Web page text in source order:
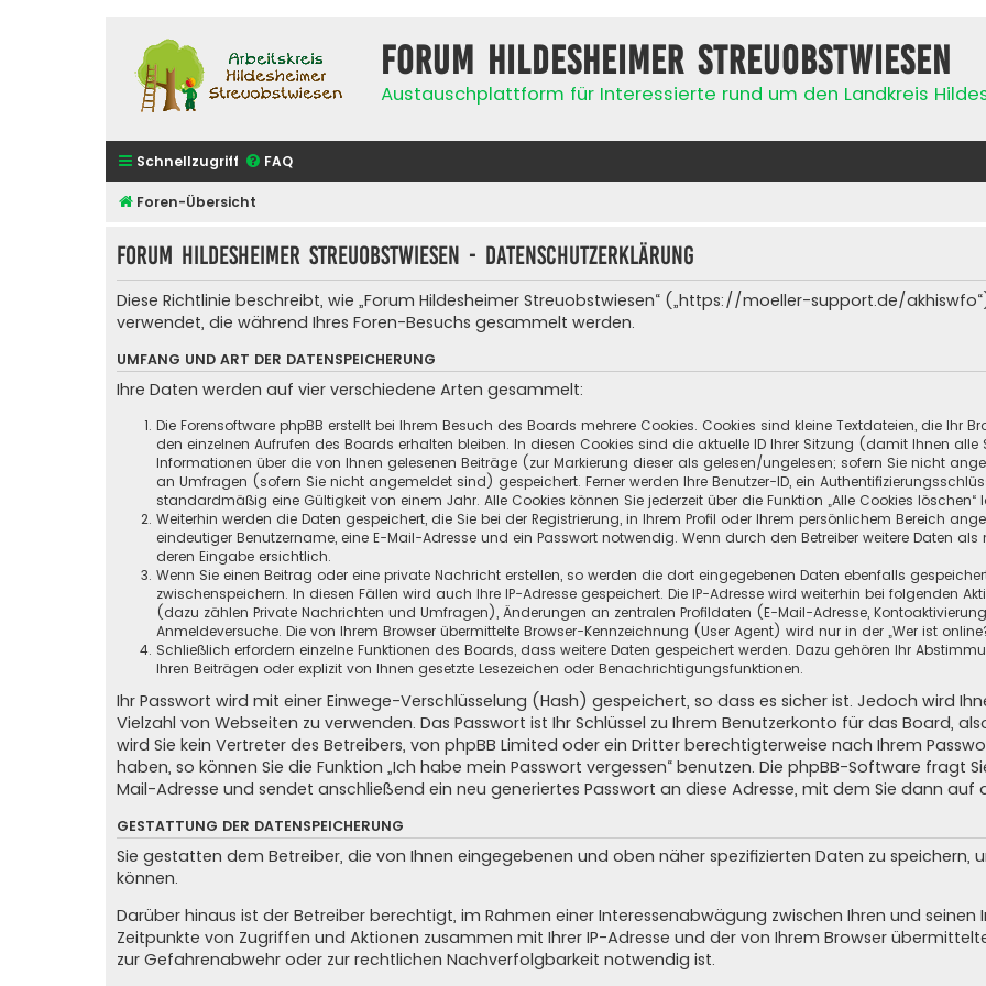
Forum Hildesheimer Streuobstwiesen
Austauschplattform für Interessierte rund um den Landkreis
Schnellzugriff FAQ
Foren-Übersicht
Forum Hildesheimer Streuobstwiesen - Datenschutzerklärung
Diese Richtlinie beschreibt, wie „Forum Hildesheimer Streuobstwiesen“ („https://moeller-support.de/
verwendet, die während Ihres Foren-Besuchs gesammelt werden.
UMFANG UND ART DER DATENSPEICHERUNG
Ihre Daten werden auf vier verschiedene Arten gesammelt:
Die Forensoftware phpBB erstellt bei Ihrem Besuch des Boards mehrere Cookies. Cookies sind kleine Textdateien, die Ihr
den einzelnen Aufrufen des Boards erhalten bleiben. In diesen Cookies sind die aktuelle ID Ihrer Sitzung (damit Ihnen
Informationen über die von Ihnen gelesenen Beiträge (zur Markierung dieser als gelesen/ungelesen; sofern Sie nicht
an Umfragen (sofern Sie nicht angemeldet sind) gespeichert. Ferner werden Ihre Benutzer-ID, ein
standardmäßig eine Gültigkeit von einem Jahr. Alle Cookies können Sie jederzeit über die Funktion „Alle Cookies löschen“
Weiterhin werden die Daten gespeichert, die Sie bei der Registrierung, in Ihrem Profil oder Ihrem persönlichem Bereich
eindeutiger Benutzername, eine E-Mail-Adresse und ein Passwort notwendig. Wenn durch den Betreiber weitere Daten
deren Eingabe ersichtlich.
Wenn Sie einen Beitrag oder eine private Nachricht erstellen, so werden die dort eingegebenen Daten ebenfalls
zwischenspeichern. In diesen Fällen wird auch Ihre IP-Adresse gespeichert. Die IP-Adresse wird weiterhin bei folgenden
(dazu zählen Private Nachrichten und Umfragen), Änderungen an zentralen Profildaten (E-Mail-Adresse,
Anmeldeversuche. Die von Ihrem Browser übermittelte Browser-Kennzeichnung (User Agent) wird nur in der „Wer ist
Schließlich erfordern einzelne Funktionen des Boards, dass weitere Daten gespeichert werden. Dazu gehören Ihr
Ihren Beiträgen oder explizit von Ihnen gesetzte Lesezeichen oder Benachrichtigungsfunktionen.
Ihr Passwort wird mit einer Einwege-Verschlüsselung (Hash) gespeichert, so dass es sicher ist. Jedoch wird
Vielzahl von Webseiten zu verwenden. Das Passwort ist Ihr Schlüssel zu Ihrem Benutzerkonto für das Board,
wird Sie kein Vertreter des Betreibers, von phpBB Limited oder ein Dritter berechtigterweise nach Ihrem
haben, so können Sie die Funktion „Ich habe mein Passwort vergessen“ benutzen. Die phpBB-Software fragt
Mail-Adresse und sendet anschließend ein neu generiertes Passwort an diese Adresse, mit dem Sie dann auf
GESTATTUNG DER DATENSPEICHERUNG
Sie gestatten dem Betreiber, die von Ihnen eingegebenen und oben näher spezifizierten Daten zu
können.
Darüber hinaus ist der Betreiber berechtigt, im Rahmen einer Interessenabwägung zwischen Ihren und seinen
Zeitpunkte von Zugriffen und Aktionen zusammen mit Ihrer IP-Adresse und der von Ihrem Browser
zur Gefahrenabwehr oder zur rechtlichen Nachverfolgbarkeit notwendig ist.